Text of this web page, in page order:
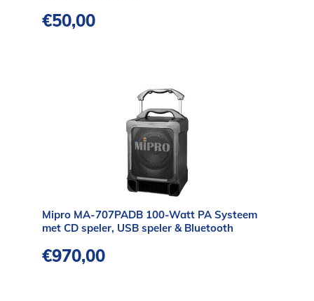
€50,00
Mipro MA-707PADB 100-Watt PA Systeem
met CD speler, USB speler & Bluetooth
€970,00